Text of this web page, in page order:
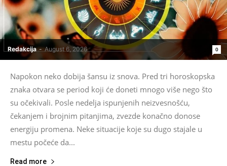
Redakcija - August 6, 2026 0
Napokon neko dobija šansu iz snova. Pred tri horoskopska
znaka otvara se period koji će doneti mnogo više nego što
su očekivali. Posle nedelja ispunjenih neizvesnošću,
čekanjem i brojnim pitanjima, zvezde konačno donose
energiju promena. Neke situacije koje su dugo stajale u
mestu počeće da...
Read more